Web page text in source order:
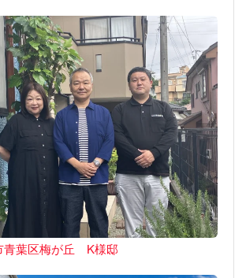
青葉区梅が丘 K様邸